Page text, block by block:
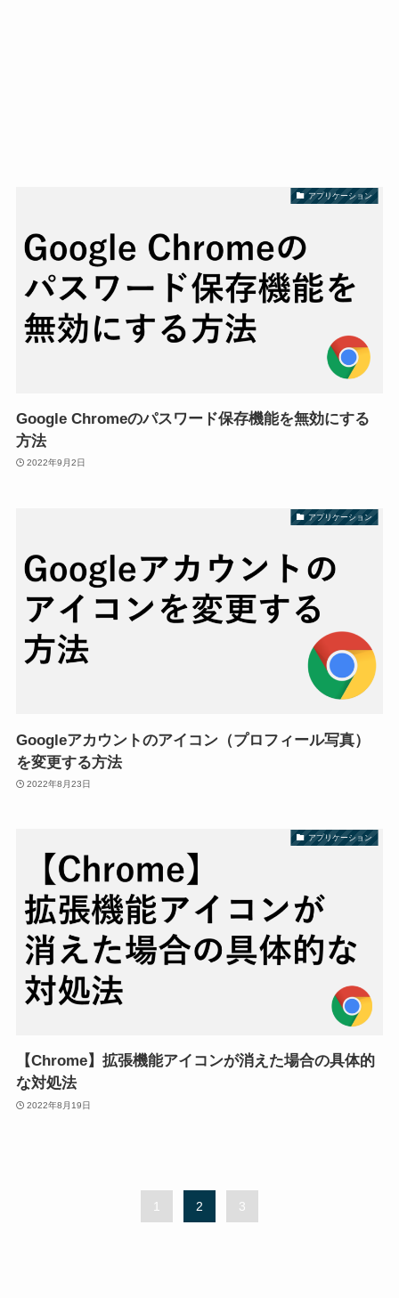
アプリケーション
Google Chromeのパスワード保存機能を無効にする
方法
2022年9月2日
アプリケーション
Googleアカウントのアイコン（プロフィール写真）
を変更する方法
2022年8月23日
アプリケーション
【Chrome】拡張機能アイコンが消えた場合の具体的
な対処法
2022年8月19日
1 2 3